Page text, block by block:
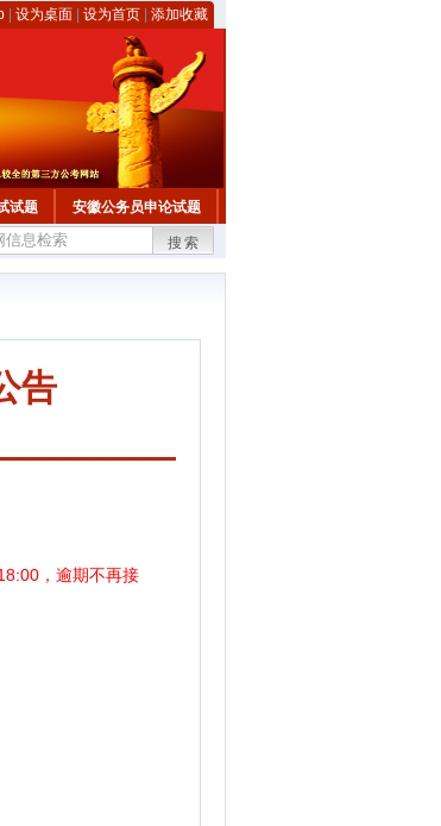
设为桌面 设为首页 添加收藏
试题 安徽公务员申论试题
搜索
告
，逾期不再接